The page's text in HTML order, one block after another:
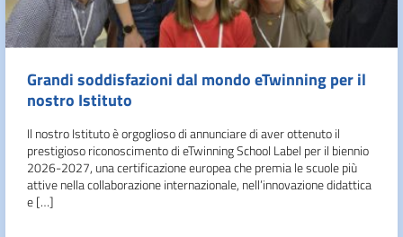
Grandi soddisfazioni dal mondo eTwinning per il
nostro Istituto
Il nostro Istituto è orgoglioso di annunciare di aver ottenuto il
prestigioso riconoscimento di eTwinning School Label per il biennio
2026-2027, una certificazione europea che premia le scuole più
attive nella collaborazione internazionale, nell’innovazione didattica
e […]